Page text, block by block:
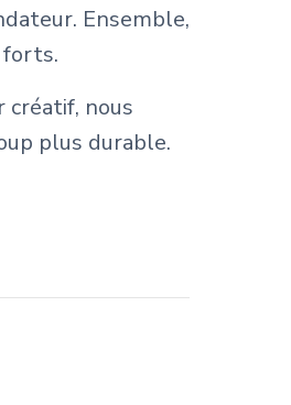
Ensemble,
créatif, nous
plus durable.